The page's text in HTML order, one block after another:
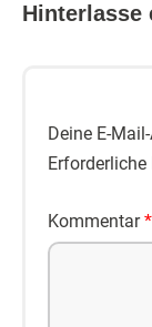
Hinterlasse
Deine E-
Kommentar*